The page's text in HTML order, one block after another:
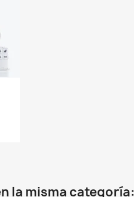
la misma categoría: